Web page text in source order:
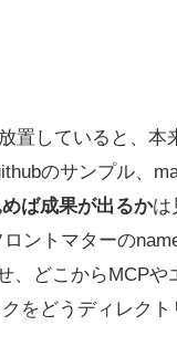
置していると、本
のサンプル、
ば成果が出るかは
ントマターの
どこからMCPや
をどうディレク